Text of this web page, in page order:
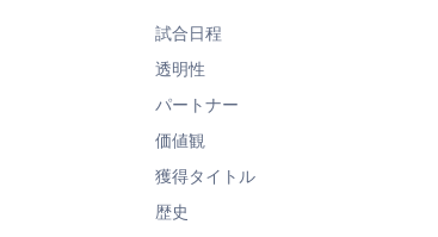
試合日程
透明性
パートナー
価値観
獲得タイトル
歴史